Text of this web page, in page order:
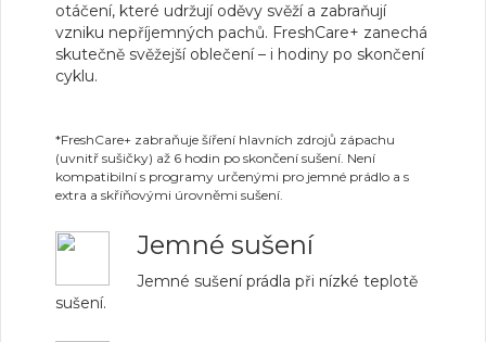
otáčení, které udržují oděvy svěží a zabraňují
vzniku nepříjemných pachů. FreshCare+ zanechá
skutečně svěžejší oblečení – i hodiny po skončení
cyklu.
*FreshCare+ zabraňuje šíření hlavních zdrojů zápachu
(uvnitř sušičky) až 6 hodin po skončení sušení. Není
kompatibilní s programy určenými pro jemné prádlo a s
extra a skříňovými úrovněmi sušení.
Jemné sušení
Jemné sušení prádla při nízké teplotě
sušení.